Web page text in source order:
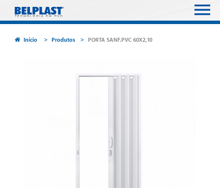
Início Produtos PORTA SANF.PVC 60X2,10